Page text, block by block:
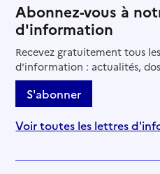
Abonnez-vous à
d'information
Recevez gratuitement tous
d'information : actualités,
S'abonner
Voir toutes les lettres